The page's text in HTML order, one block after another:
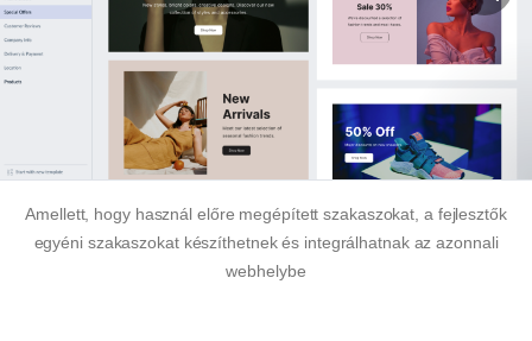
Amellett, hogy használ előre megépített szakaszokat, a fejlesztők
egyéni szakaszokat készíthetnek és integrálhatnak az azonnali
webhelybe